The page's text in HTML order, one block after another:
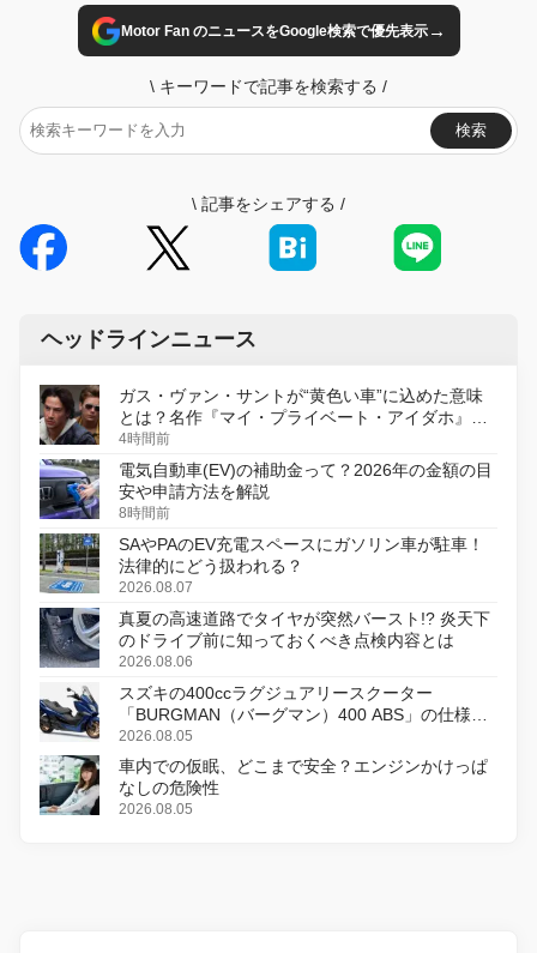
Motor Fan のニュースをGoogle検索で優先表示→
\ キーワードで記事を検索する /
検索
\ 記事をシェアする /
ヘッドラインニュース
ガス・ヴァン・サントが“黄色い車”に込めた意味
とは？名作『マイ・プライベート・アイダホ』が
初のデジタルリマスター版で復活
4時間前
電気自動車(EV)の補助金って？2026年の金額の目
安や申請方法を解説
8時間前
SAやPAのEV充電スペースにガソリン車が駐車！
法律的にどう扱われる？
2026.08.07
真夏の高速道路でタイヤが突然バースト!? 炎天下
のドライブ前に知っておくべき点検内容とは
2026.08.06
スズキの400ccラグジュアリースクーター
「BURGMAN（バーグマン）400 ABS」の仕様を
変更し、8月18日に発売
2026.08.05
車内での仮眠、どこまで安全？エンジンかけっぱ
なしの危険性
2026.08.05